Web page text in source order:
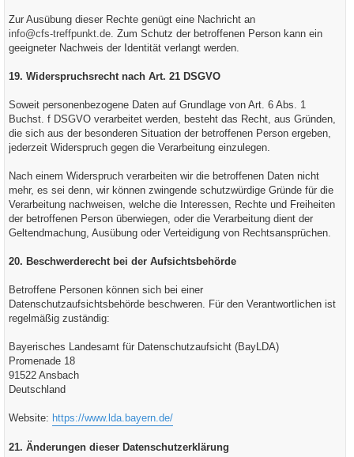
Zur Ausübung dieser Rechte genügt eine Nachricht an
info@cfs-treffpunkt.de. Zum Schutz der betroffenen Person kann ein
geeigneter Nachweis der Identität verlangt werden.
19. Widerspruchsrecht nach Art. 21 DSGVO
Soweit personenbezogene Daten auf Grundlage von Art. 6 Abs. 1
Buchst. f DSGVO verarbeitet werden, besteht das Recht, aus Gründen,
die sich aus der besonderen Situation der betroffenen Person ergeben,
jederzeit Widerspruch gegen die Verarbeitung einzulegen.
Nach einem Widerspruch verarbeiten wir die betroffenen Daten nicht
mehr, es sei denn, wir können zwingende schutzwürdige Gründe für die
Verarbeitung nachweisen, welche die Interessen, Rechte und Freiheiten
der betroffenen Person überwiegen, oder die Verarbeitung dient der
Geltendmachung, Ausübung oder Verteidigung von Rechtsansprüchen.
20. Beschwerderecht bei der Aufsichtsbehörde
Betroffene Personen können sich bei einer
Datenschutzaufsichtsbehörde beschweren. Für den Verantwortlichen ist
regelmäßig zuständig:
Bayerisches Landesamt für Datenschutzaufsicht (BayLDA)
Promenade 18
91522 Ansbach
Deutschland
Website: https://www.lda.bayern.de/
21. Änderungen dieser Datenschutzerklärung